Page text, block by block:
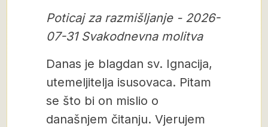
Poticaj za razmišljanje - 2026-
07-31 Svakodnevna molitva
Danas je blagdan sv. Ignacija,
utemeljitelja isusovaca. Pitam
se što bi on mislio o
današnjem čitanju. Vjerujem